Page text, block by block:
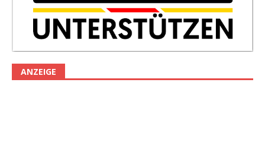
ANZEIGE